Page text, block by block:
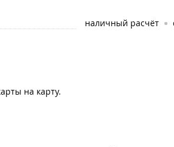
наличный расчёт
на карту.